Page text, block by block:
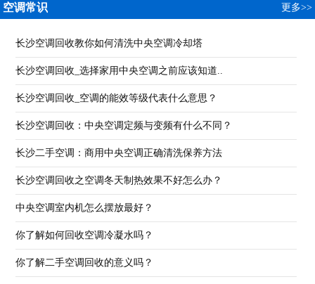
空调常识 更多>>
长沙空调回收教你如何清洗中央空调冷却塔
长沙空调回收_选择家用中央空调之前应该知道..
长沙空调回收_空调的能效等级代表什么意思？
长沙空调回收：中央空调定频与变频有什么不同？
长沙二手空调：商用中央空调正确清洗保养方法
长沙空调回收之空调冬天制热效果不好怎么办？
中央空调室内机怎么摆放最好？
你了解如何回收空调冷凝水吗？
你了解二手空调回收的意义吗？